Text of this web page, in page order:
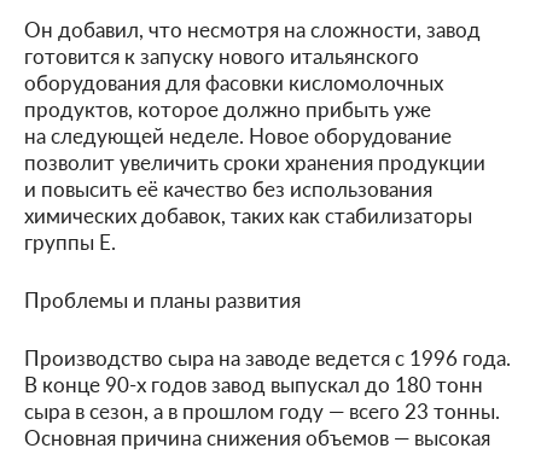
Он добавил, что несмотря на сложности, завод
готовится к запуску нового итальянского
оборудования для фасовки кисломолочных
продуктов, которое должно прибыть уже
на следующей неделе. Новое оборудование
позволит увеличить сроки хранения продукции
и повысить её качество без использования
химических добавок, таких как стабилизаторы
группы Е.
Проблемы и планы развития
Производство сыра на заводе ведется с 1996 года.
В конце 90-х годов завод выпускал до 180 тонн
сыра в сезон, а в прошлом году — всего 23 тонны.
Основная причина снижения объемов — высокая